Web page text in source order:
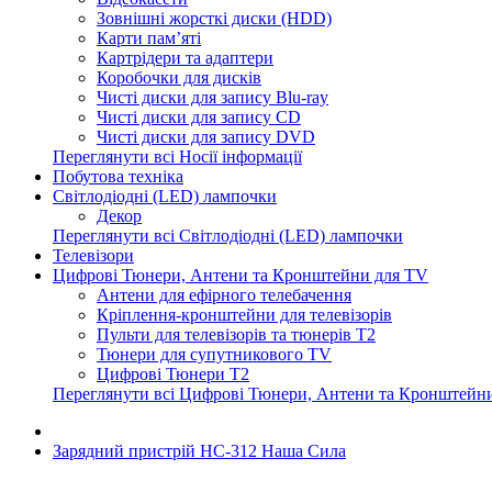
Зовнішні жорсткі диски (HDD)
Карти пам’яті
Картрідери та адаптери
Коробочки для дисків
Чисті диски для запису Blu-ray
Чисті диски для запису CD
Чисті диски для запису DVD
Переглянути всі Носії інформації
Побутова техніка
Світлодіодні (LED) лампочки
Декор
Переглянути всі Світлодіодні (LED) лампочки
Телевізори
Цифрові Тюнери, Антени та Кронштейни для TV
Антени для ефірного телебачення
Кріплення-кронштейни для телевізорів
Пульти для телевізорів та тюнерів T2
Тюнери для супутникового TV
Цифрові Тюнери T2
Переглянути всі Цифрові Тюнери, Антени та
Зарядний пристрій НC-312 Наша Сила